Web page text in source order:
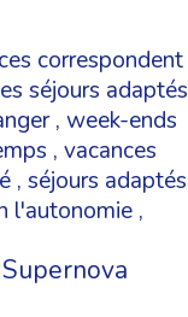
correspondent
séjours adaptés
, week-ends
, vacances
, séjours adaptés
l'autonomie ,